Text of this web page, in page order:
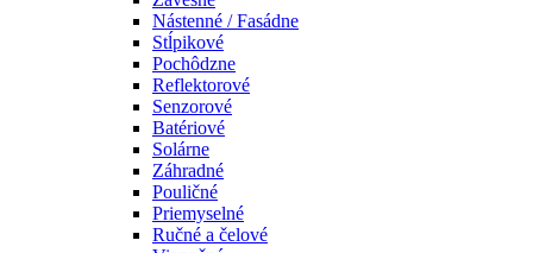
Nástenné / Fasádne
Stĺpikové
Pochôdzne
Reflektorové
Senzorové
Batériové
Solárne
Záhradné
Pouličné
Priemyselné
Ručné a čelové